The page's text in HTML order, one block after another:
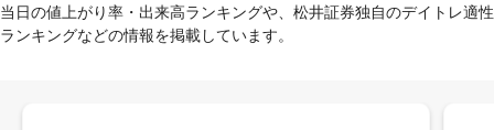
当日の値上がり率・出来高ランキングや、松井証券独自のデイトレ適性
ランキングなどの情報を掲載しています。